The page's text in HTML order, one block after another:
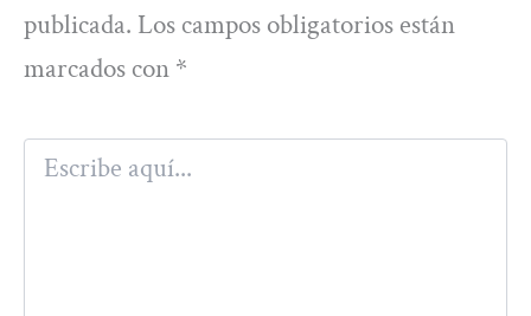
publicada. Los campos obligatorios están
marcados con *
Escribe
aquí...